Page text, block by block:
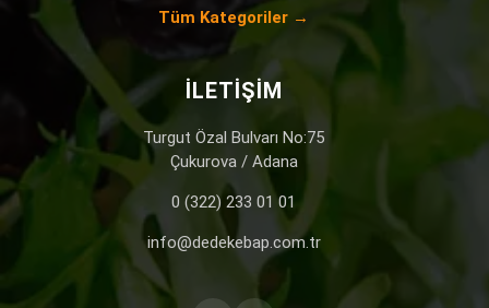
Tüm Kategoriler →
İLETIŞIM
Turgut Özal Bulvarı No:75
Çukurova / Adana
0 (322) 233 01 01
info@dedekebap.com.tr